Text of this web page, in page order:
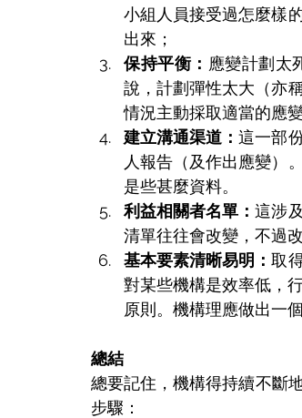
小組人員接受過怎麼樣
出來；
保持平衡： 應變計劃太
說，計劃彈性太大（亦
情況主動採取適當的應
建立溝通渠道：這一部
人報告（及作出應變）
是些甚麼資料。
利益相關者名單：這涉
清單往往會改變，不過
基本要素清晰易明：取
對某些機構是效率低，
原則。機構理應做出一
總結
總要記住，機構得持續不斷
步驟：